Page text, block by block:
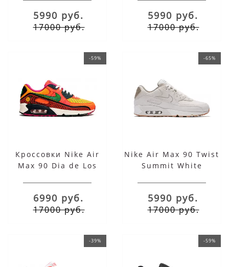
5990 руб.
17000 руб.
5990 руб.
17000 руб.
-59%
Кроссовки Nike Air
Max 90 Dia de Los
6990 руб.
17000 руб.
-65%
Nike Air Max 90 Twist
Summit White
5990 руб.
17000 руб.
-39% -59%